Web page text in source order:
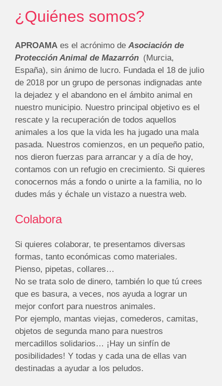
¿Quiénes somos?
APROAMA es el acrónimo deAsociación de
Protección Animal de Mazarrón (Murcia,
España), sin ánimo de lucro. Fundada el 18 de julio
de 2018 por un grupo de personas indignadas ante
la dejadez y el abandono en el ámbito animal en
nuestro municipio. Nuestro principal objetivo es el
rescate y la recuperación de todos aquellos
animales a los que la vida les ha jugado una mala
pasada. Nuestros comienzos, en un pequeño patio,
nos dieron fuerzas para arrancar y a día de hoy,
contamos con un refugio en crecimiento. Si quieres
conocernos más a fondo o unirte a la familia, no lo
dudes más y échale un vistazo a nuestra web.
Colabora
Si quieres colaborar, te presentamos diversas
formas, tanto económicas como materiales.
Pienso, pipetas, collares…
No se trata solo de dinero, también lo que tú crees
que es basura, a veces, nos ayuda a lograr un
mejor confort para nuestros animales.
Por ejemplo, mantas viejas, comederos, camitas,
objetos de segunda mano para nuestros
mercadillos solidarios… ¡Hay un sinfín de
posibilidades! Y todas y cada una de ellas van
destinadas a ayudar a los peludos.